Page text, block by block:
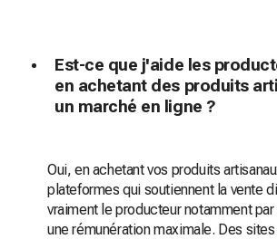
Est-ce que j'aide les
en achetant des produits
un marché en ligne ?
Oui, en achetant vos produits
plateformes qui soutiennent la vente
vraiment le producteur notamment
une rémunération maximale. Des